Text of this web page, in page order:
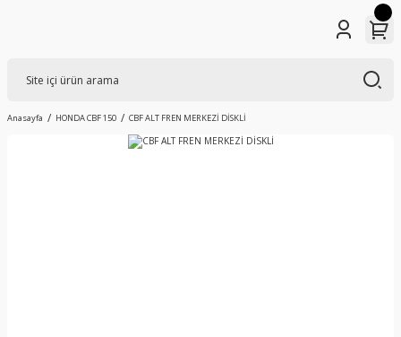
Anasayfa HONDA CBF 150 CBF ALT FREN MERKEZİ DİSKLİ